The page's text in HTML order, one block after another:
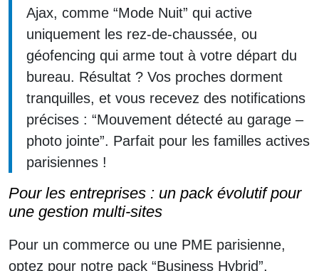
Ajax, comme “Mode Nuit” qui active
uniquement les rez-de-chaussée, ou
géofencing qui arme tout à votre départ du
bureau. Résultat ? Vos proches dorment
tranquilles, et vous recevez des notifications
précises : “Mouvement détecté au garage –
photo jointe”. Parfait pour les familles actives
parisiennes !
Pour les entreprises : un pack évolutif pour
une gestion multi-sites
Pour un commerce ou une PME parisienne,
optez pour notre pack “Business Hybrid”,